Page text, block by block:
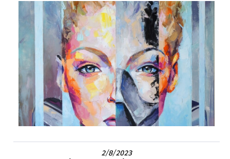
2/8/2023